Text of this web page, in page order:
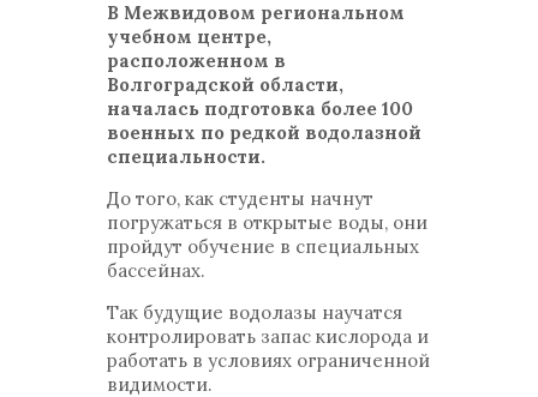
В Межвидовом региональном
учебном центре,
расположенном в
Волгоградской области,
началась подготовка более 100
военных по редкой водолазной
специальности.
До того, как студенты начнут
погружаться в открытые воды, они
пройдут обучение в специальных
бассейнах.
Так будущие водолазы научатся
контролировать запас кислорода и
работать в условиях ограниченной
видимости.